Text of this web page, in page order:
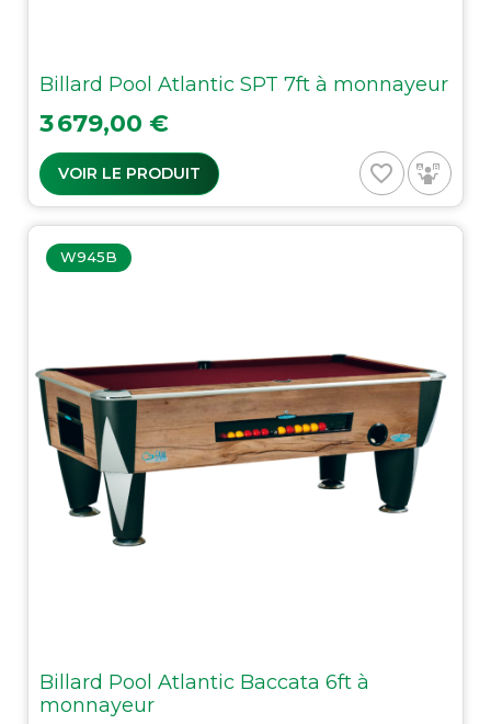
Billard Pool Atlantic SPT 7ft à monnayeur
Prix
3 679,00 €
VOIR LE PRODUIT favorite_border
W945B
Billard Pool Atlantic Baccata 6ft à
monnayeur